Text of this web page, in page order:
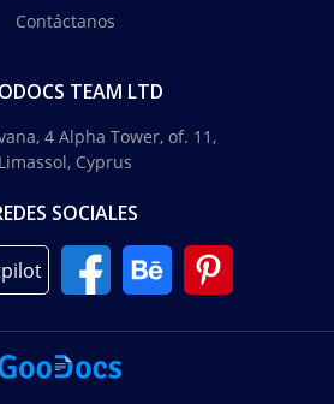
Contáctanos
TEAM LTD
4 Alpha Tower, of. 11,
Limassol, Cyprus
SOCIALES